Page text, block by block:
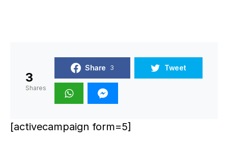
3
Shares
Share 3 Tweet
[activecampaign form=5]